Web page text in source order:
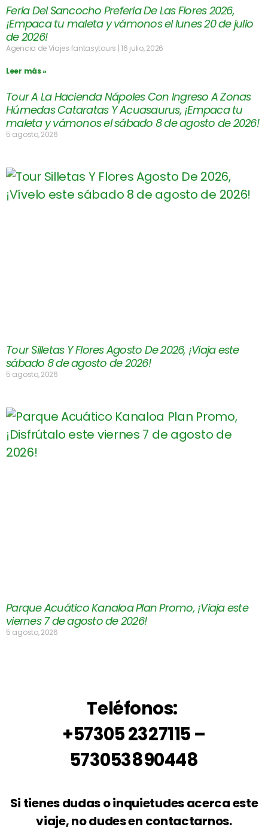
Feria Del Sancocho Preferia De Las Flores 2026,
¡Empaca tu maleta y vámonos el lunes 20 de julio
de 2026!
Agencia de Viajes fantasytours 16 julio, 2026
Leer más »
Tour A La Hacienda Nápoles Con Ingreso A Zonas
Húmedas Cataratas Y Acuasaurus, ¡Empaca tu
maleta y vámonos el sábado 8 de agosto de 2026!
5 agosto, 2026
Tour Silletas Y Flores Agosto De 2026, ¡Viaja este
sábado 8 de agosto de 2026!
5 agosto, 2026
Parque Acuático Kanaloa Plan Promo, ¡Viaja este
viernes 7 de agosto de 2026!
5 agosto, 2026
Teléfonos:
+57305 2327115 –
573053890448
Si tienes dudas o inquietudes acerca este
viaje, no dudes en contactarnos.